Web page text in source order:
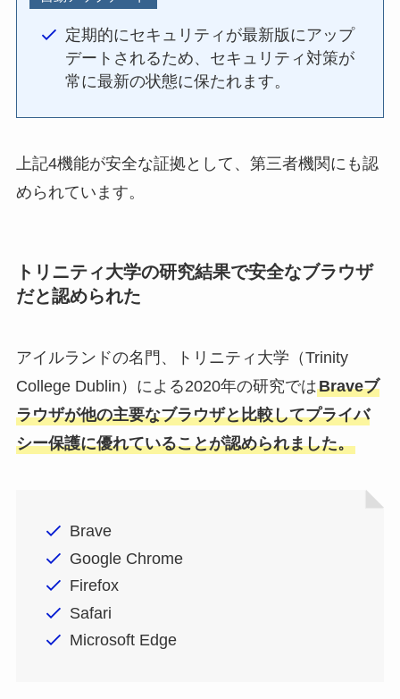
定期的にセキュリティが最新版にアップ
デートされるため、セキュリティ対策が
常に最新の状態に保たれます。
上記4機能が安全な証拠として、第三者機関にも認
められています。
トリニティ大学の研究結果で安全なブラウザ
だと認められた
アイルランドの名門、トリニティ大学（Trinity
College Dublin）による2020年の研究ではBraveブ
ラウザが他の主要なブラウザと比較してプライバ
シー保護に優れていることが認められました。
Brave
Google Chrome
Firefox
Safari
Microsoft Edge